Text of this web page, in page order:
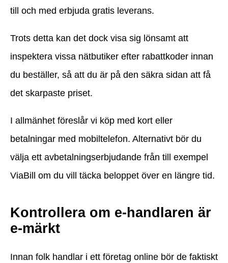
till och med erbjuda gratis leverans.
Trots detta kan det dock visa sig lönsamt att
inspektera vissa nätbutiker efter rabattkoder innan
du beställer, så att du är på den säkra sidan att få
det skarpaste priset.
I allmänhet föreslår vi köp med kort eller
betalningar med mobiltelefon. Alternativt bör du
välja ett avbetalningserbjudande från till exempel
ViaBill om du vill täcka beloppet över en längre tid.
Kontrollera om e-handlaren är
e-märkt
Innan folk handlar i ett företag online bör de faktiskt